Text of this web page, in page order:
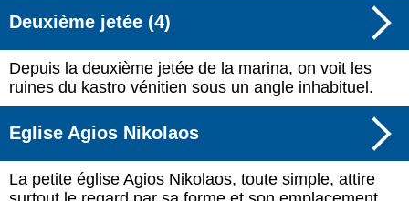
Deuxième jetée (4)
Depuis la deuxième jetée de la marina, on voit les
ruines du kastro vénitien sous un angle inhabituel.
Eglise Agios Nikolaos
La petite église Agios Nikolaos, toute simple, attire